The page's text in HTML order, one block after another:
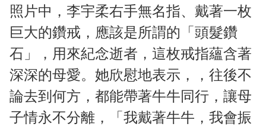
照片中，李宇柔右手無名指、戴著一枚
巨大的鑽戒，應該是所謂的「頭髮鑽
石」，用來紀念逝者，這枚戒指蘊含著
深深的母愛。她欣慰地表示，，往後不
論去到何方，都能帶著牛牛同行，讓母
子情永不分離，「我戴著牛牛，我會振